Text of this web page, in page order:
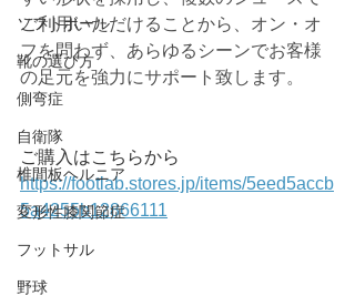
ソフトボール
靴の選び方
側弯症
自衛隊
椎間板ヘルニア
変形性膝関節症
フットサル
野球
ご利用いただけることから、オン・オ
フを問わず、あらゆるシーンでお客様
の足元を強力にサポート致します。
ご購入はこちらから
https://footlab.stores.jp/items/5eed5accb
5a4255b12866111